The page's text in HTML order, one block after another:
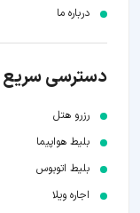
درباره ما
دسترسی سریع
رزرو هتل
بلیط هواپیما
بلیط اتوبوس
اجاره ویلا